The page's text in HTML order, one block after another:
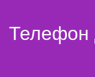
Телефон